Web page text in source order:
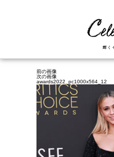
前の画像
次の画像
awards2022_pc1000x564_12